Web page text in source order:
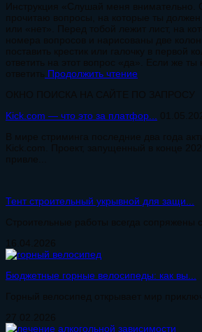
Инструкция «Слушай меня внимательно.
прочитаю вопросы, на которые ты должен
или «нет». Перед тобой лежит лист, на
номера вопросов и нарисованы две
поставить крестик или галочку в первой
ответить на этот вопрос «да». Если же ты
ответить
Продолжить чтение
ОКНО ПОИСКА НА САЙТЕ ПО ЗАПРОСУ
Kick.com — что это за платфор...
В мире стриминга последние два года
Kick.com. Проект, запущенный в конце
привле...
Тент строительный укрывной для защи...
Строительные работы всегда сопряжены с
16.04.2026
Бюджетные горные велосипеды: как вы...
Горный велосипед открывает мир
27.02.2026